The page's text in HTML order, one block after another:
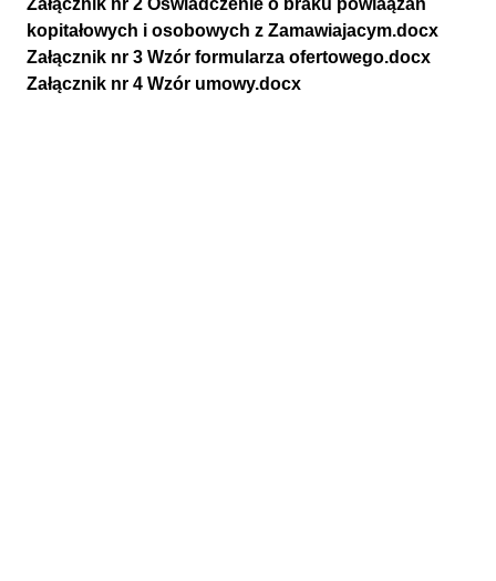
Załącznik nr 2 Oświadczenie o braku powiaązań
kopitałowych i osobowych z Zamawiajacym.docx
Załącznik nr 3 Wzór formularza ofertowego.docx
Załącznik nr 4 Wzór umowy.docx